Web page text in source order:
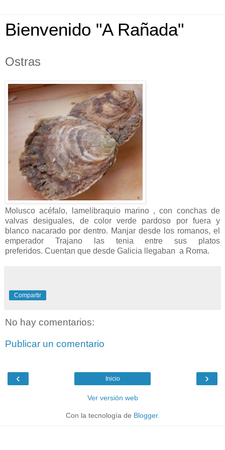
Bienvenido "A Rañada"
Ostras
Molusco acéfalo, lamelibraquio marino , con conchas de
valvas desiguales, de color verde pardoso por fuera y
blanco nacarado por dentro. Manjar desde los romanos, el
emperador Trajano las tenia entre sus platos
preferidos. Cuentan que desde Galicia llegaban a Roma.
Compartir
No hay comentarios:
Publicar un comentario
‹ ›
Inicio
Ver versión web
Con la tecnología de Blogger.